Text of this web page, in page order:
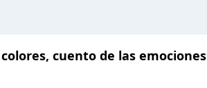
cuento de las emociones